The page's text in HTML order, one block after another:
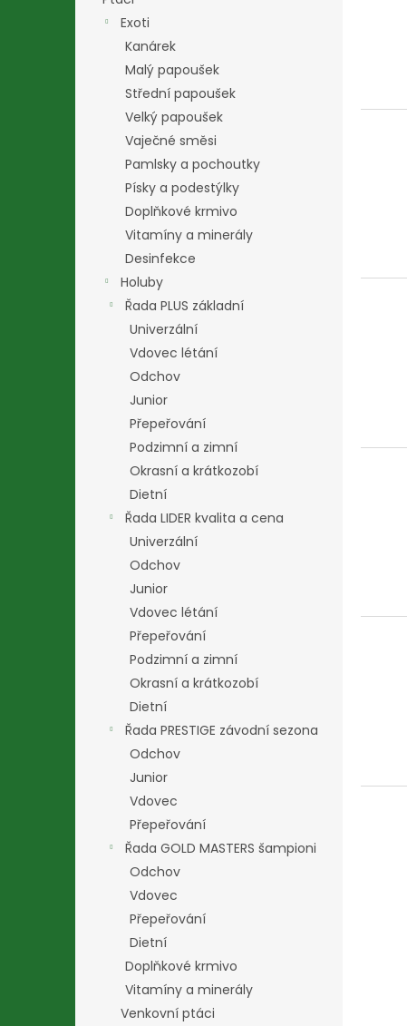
Exoti
Kanárek
Malý papoušek
Střední papoušek
Velký papoušek
Vaječné směsi
Pamlsky a pochoutky
Písky a podestýlky
Doplňkové krmivo
Vitamíny a minerály
Desinfekce
Holuby
Řada PLUS základní
Univerzální
Vdovec létání
Odchov
Junior
Přepeřování
Podzimní a zimní
Okrasní a krátkozobí
Dietní
Řada LIDER kvalita a cena
Univerzální
Odchov
Junior
Vdovec létání
Přepeřování
Podzimní a zimní
Okrasní a krátkozobí
Dietní
Řada PRESTIGE závodní sezona
Odchov
Junior
Vdovec
Přepeřování
Řada GOLD MASTERS šampioni
Odchov
Vdovec
Přepeřování
Dietní
Doplňkové krmivo
Vitamíny a minerály
Venkovní ptáci